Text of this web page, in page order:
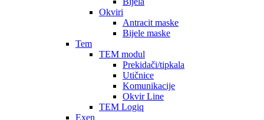
Okviri
Antracit maske
Bijele maske
Tem
TEM modul
Prekidači/tipkala
Utičnice
Komunikacije
Okvir Line
TEM Logiq
Exen